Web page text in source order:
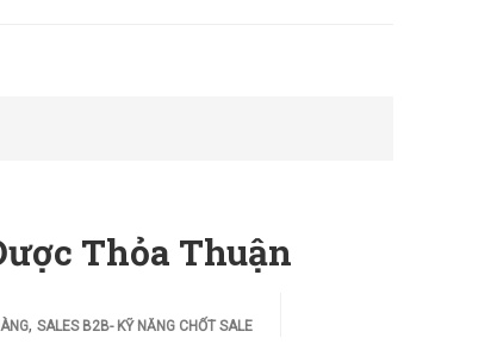
Thỏa Thuận
, SALES B2B- KỸ NĂNG CHỐT SALE